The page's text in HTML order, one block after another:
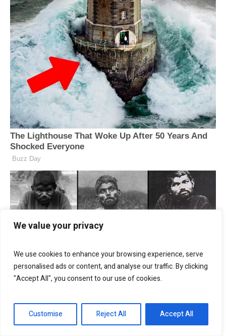
We value your privacy
We use cookies to enhance your browsing experience, serve
personalised ads or content, and analyse our traffic. By clicking
"Accept All", you consent to our use of cookies.
Customise Reject All Accept All